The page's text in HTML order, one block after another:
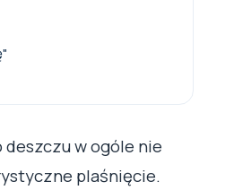
w ogóle nie
plaśnięcie.